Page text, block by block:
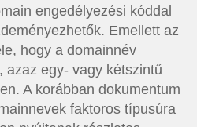
engedélyezési kóddal
Emellett az
hogy a domainnév
azaz egy- vagy kétszintű
A korábban dokumentum
faktoros típusúra